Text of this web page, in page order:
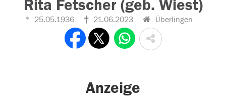
Rita Fetscher (geb. Wiest)
25.05.1936 21.06.2023 Überlingen
Anzeige